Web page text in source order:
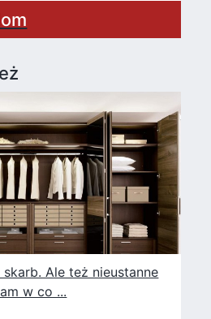
Ale też nieustanne
w co ...